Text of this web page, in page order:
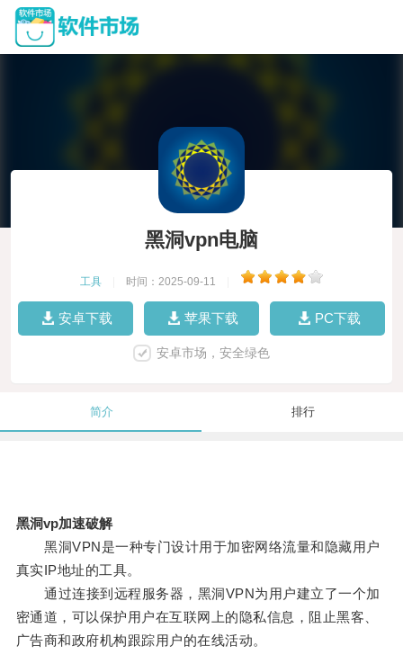
黑洞vpn电脑
工具 时间：2025-09-11
安卓下载 苹果下载 PC下载
安卓市场，安全绿色
简介 排行
黑洞vp加速破解
黑洞VPN是一种专门设计用于加密网络流量和隐藏用户
真实IP地址的工具。
通过连接到远程服务器，黑洞VPN为用户建立了一个加
密通道，可以保护用户在互联网上的隐私信息，阻止黑客、
广告商和政府机构跟踪用户的在线活动。